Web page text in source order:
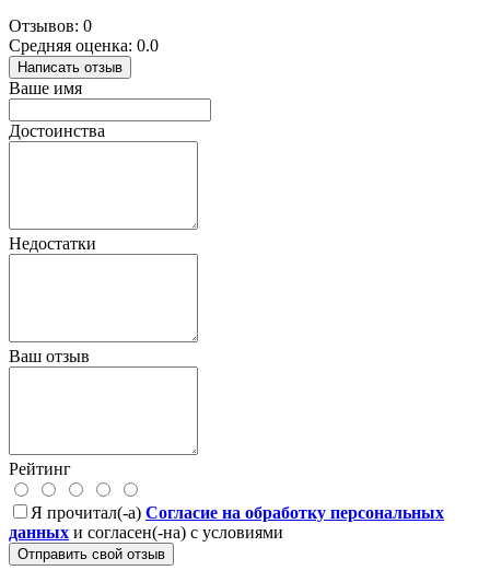
Отзывов: 0
Средняя оценка: 0.0
Написать отзыв
Ваше имя
Достоинства
Недостатки
Ваш отзыв
Рейтинг
Я прочитал(-а) Согласие на обработку персональных
данных и согласен(-на) с условиями
Отправить свой отзыв